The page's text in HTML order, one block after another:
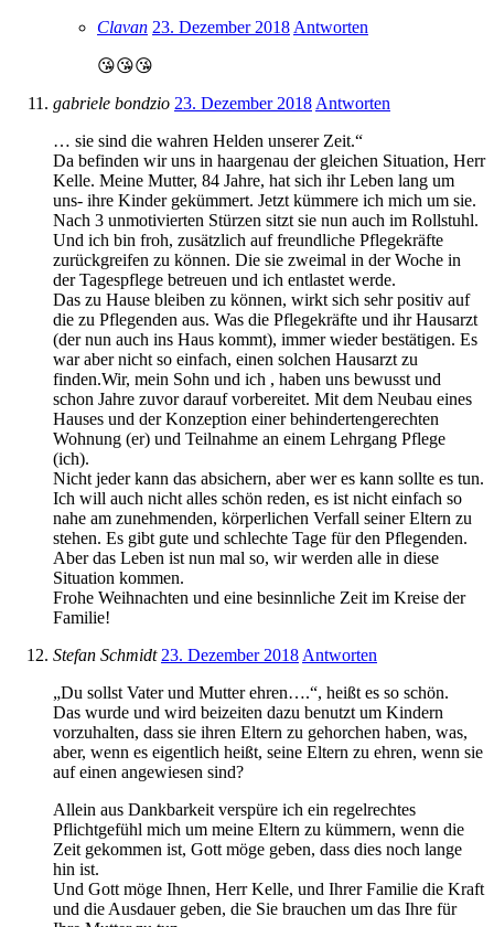
Clavan 23. Dezember 2018 Antworten
😘😘😘
gabriele bondzio 23. Dezember 2018 Antworten
… sie sind die wahren Helden unserer Zeit.“
Da befinden wir uns in haargenau der gleichen Situation, Herr
Kelle. Meine Mutter, 84 Jahre, hat sich ihr Leben lang um
uns- ihre Kinder gekümmert. Jetzt kümmere ich mich um sie.
Nach 3 unmotivierten Stürzen sitzt sie nun auch im Rollstuhl.
Und ich bin froh, zusätzlich auf freundliche Pflegekräfte
zurückgreifen zu können. Die sie zweimal in der Woche in
der Tagespflege betreuen und ich entlastet werde.
Das zu Hause bleiben zu können, wirkt sich sehr positiv auf
die zu Pflegenden aus. Was die Pflegekräfte und ihr Hausarzt
(der nun auch ins Haus kommt), immer wieder bestätigen. Es
war aber nicht so einfach, einen solchen Hausarzt zu
finden.Wir, mein Sohn und ich , haben uns bewusst und
schon Jahre zuvor darauf vorbereitet. Mit dem Neubau eines
Hauses und der Konzeption einer behindertengerechten
Wohnung (er) und Teilnahme an einem Lehrgang Pflege
(ich).
Nicht jeder kann das absichern, aber wer es kann sollte es tun.
Ich will auch nicht alles schön reden, es ist nicht einfach so
nahe am zunehmenden, körperlichen Verfall seiner Eltern zu
stehen. Es gibt gute und schlechte Tage für den Pflegenden.
Aber das Leben ist nun mal so, wir werden alle in diese
Situation kommen.
Frohe Weihnachten und eine besinnliche Zeit im Kreise der
Familie!
Stefan Schmidt 23. Dezember 2018 Antworten
„Du sollst Vater und Mutter ehren….“, heißt es so schön.
Das wurde und wird beizeiten dazu benutzt um Kindern
vorzuhalten, dass sie ihren Eltern zu gehorchen haben, was,
aber, wenn es eigentlich heißt, seine Eltern zu ehren, wenn sie
auf einen angewiesen sind?
Allein aus Dankbarkeit verspüre ich ein regelrechtes
Pflichtgefühl mich um meine Eltern zu kümmern, wenn die
Zeit gekommen ist, Gott möge geben, dass dies noch lange
hin ist.
Und Gott möge Ihnen, Herr Kelle, und Ihrer Familie die Kraft
und die Ausdauer geben, die Sie brauchen um das Ihre für